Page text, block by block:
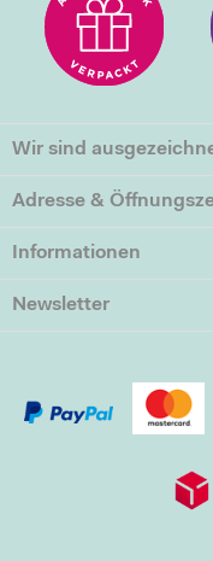
Wir sind
Adresse &
Informationen
Newsletter